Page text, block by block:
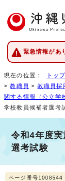
緊急情報があ
現在の位置： トッ
>教職員 > 教職員採
関する情報（公立学
学校教員候補者選考
令和4年度
選考試験
ページ番号1008544